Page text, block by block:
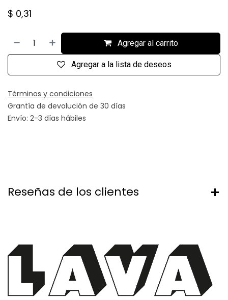
$ 0,31
Agregar al carrito
Agregar a la lista de deseos
Términos y condiciones
Grantía de devolución de 30 días
Envío: 2-3 días hábiles
Reseñas de los clientes